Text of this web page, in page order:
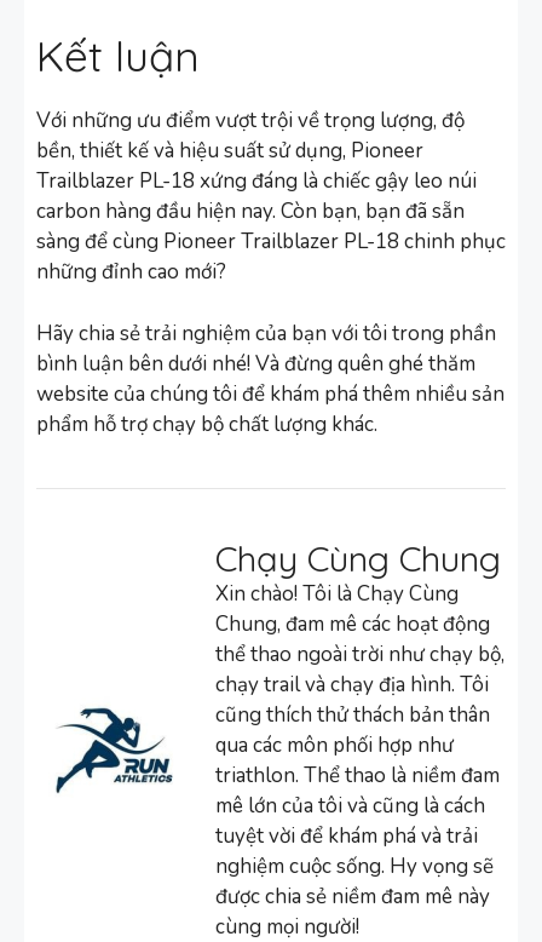
Kết luận
Với những ưu điểm vượt trội về trọng lượng, độ
bền, thiết kế và hiệu suất sử dụng, Pioneer
Trailblazer PL-18 xứng đáng là chiếc gậy leo núi
carbon hàng đầu hiện nay. Còn bạn, bạn đã sẵn
sàng để cùng Pioneer Trailblazer PL-18 chinh phục
những đỉnh cao mới?
Hãy chia sẻ trải nghiệm của bạn với tôi trong phần
bình luận bên dưới nhé! Và đừng quên ghé thăm
website của chúng tôi để khám phá thêm nhiều sản
phẩm hỗ trợ chạy bộ chất lượng khác.
Chạy Cùng Chung
Xin chào! Tôi là Chạy Cùng
Chung, đam mê các hoạt động
thể thao ngoài trời như chạy bộ,
chạy trail và chạy địa hình. Tôi
cũng thích thử thách bản thân
qua các môn phối hợp như
triathlon. Thể thao là niềm đam
mê lớn của tôi và cũng là cách
tuyệt vời để khám phá và trải
nghiệm cuộc sống. Hy vọng sẽ
được chia sẻ niềm đam mê này
cùng mọi người!